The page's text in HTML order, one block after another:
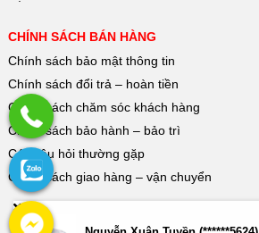
CHÍNH SÁCH BÁN HÀNG
Chính sách bảo mật thông tin
Chính sách đổi trả – hoàn tiền
Chính sách chăm sóc khách hàng
Chính sách bảo hành – bảo trì
Các câu hỏi thường gặp
Chính sách giao hàng – vận chuyển